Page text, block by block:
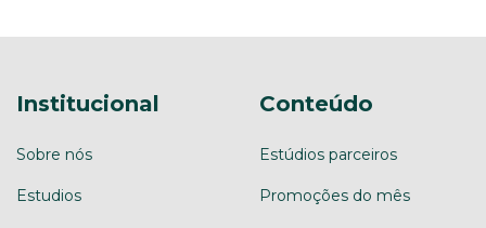
Institucional
Sobre nós
Estudios
Conteúdo
Estúdios parceiros
Promoções do mês